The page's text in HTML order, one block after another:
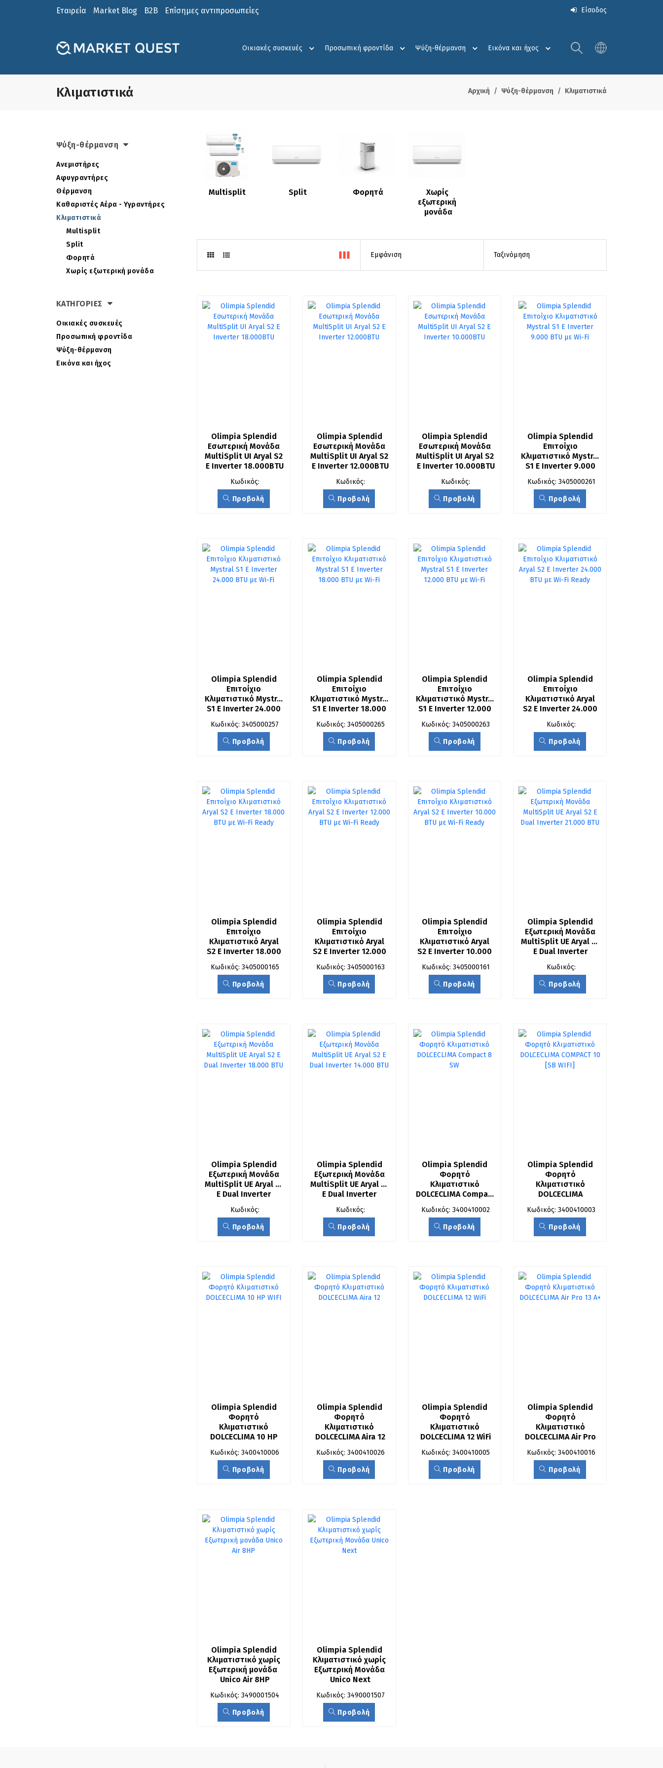
Εταιρεία Market Blog B2B Επίσημες αντιπροσωπείες Είσοδος
Οικιακές συσκευές Προσωπική φροντίδα Ψύξη-θέρμανση Εικόνα και ήχος
Κλιματιστικά Αρχική Ψύξη-θέρμανση Κλιματιστικά
Ψύξη-θέρμανση
Ανεμιστήρες
Αφυγραντήρες
Θέρμανση
Καθαριστές Αέρα - Υγραντήρες
Κλιματιστικά
Multisplit
Split
Φορητά
Χωρίς εξωτερική μονάδα
ΚΑΤΗΓΟΡΙΕΣ
Οικιακές συσκευές
Προσωπική φροντίδα
Ψύξη-θέρμανση
Εικόνα και ήχος
Δείτε τα Είδη
Multisplit Δείτε τα Είδη
Split Δείτε τα Είδη
Φορητά Δείτε τα Είδη
Χωρίς
εξωτερική
μονάδα
Olimpia Splendid
Εσωτερική Μονάδα
MultiSplit UI Aryal S2
E Inverter 18.000BTU
Κωδικός:
Προβολή
Olimpia Splendid
Εσωτερική Μονάδα
MultiSplit UI Aryal S2
E Inverter 12.000BTU
Κωδικός:
Προβολή
Olimpia Splendid
Εσωτερική Μονάδα
MultiSplit UI Aryal S2
E Inverter 10.000BTU
Κωδικός:
Προβολή
Olimpia Splendid
Επιτοίχιο
Κλιματιστικό Mystral
S1 E Inverter 9.000
BTU με Wi-Fi
Κωδικός: 3405000261
Προβολή
Olimpia Splendid
Επιτοίχιο
Κλιματιστικό Mystral
S1 E Inverter 24.000
BTU με Wi-Fi
Κωδικός: 3405000257
Προβολή
Olimpia Splendid
Επιτοίχιο
Κλιματιστικό Mystral
S1 E Inverter 18.000
BTU με Wi-Fi
Κωδικός: 3405000265
Προβολή
Olimpia Splendid
Επιτοίχιο
Κλιματιστικό Mystral
S1 E Inverter 12.000
BTU με Wi-Fi
Κωδικός: 3405000263
Προβολή
Olimpia Splendid
Επιτοίχιο
Κλιματιστικό Aryal
S2 E Inverter 24.000
BTU με Wi-Fi Ready
Κωδικός:
Προβολή
Olimpia Splendid
Επιτοίχιο
Κλιματιστικό Aryal
S2 E Inverter 18.000
BTU με Wi-Fi Ready
Κωδικός: 3405000165
Προβολή
Olimpia Splendid
Επιτοίχιο
Κλιματιστικό Aryal
S2 E Inverter 12.000
BTU με Wi-Fi Ready
Κωδικός: 3405000163
Προβολή
Olimpia Splendid
Επιτοίχιο
Κλιματιστικό Aryal
S2 E Inverter 10.000
BTU με Wi-Fi Ready
Κωδικός: 3405000161
Προβολή
Olimpia Splendid
Εξωτερική Μονάδα
MultiSplit UE Aryal S2
E Dual Inverter
21.000 BTU
Κωδικός:
Προβολή
Olimpia Splendid
Εξωτερική Μονάδα
MultiSplit UE Aryal S2
E Dual Inverter
18.000 BTU
Κωδικός:
Προβολή
Olimpia Splendid
Εξωτερική Μονάδα
MultiSplit UE Aryal S2
E Dual Inverter
14.000 BTU
Κωδικός:
Προβολή
Olimpia Splendid
Φορητό
Κλιματιστικό
DOLCECLIMA Compact
Κωδικός: 3400410002
Προβολή
Olimpia Splendid
Φορητό
Κλιματιστικό
DOLCECLIMA
COMPACT 10 [SB WIFI]
Κωδικός: 3400410003
Προβολή
Olimpia Splendid
Φορητό
Κλιματιστικό
DOLCECLIMA 10 HP
Κωδικός: 3400410006
Προβολή
Olimpia Splendid
Φορητό
Κλιματιστικό
DOLCECLIMA Aira 12
Κωδικός: 3400410026
Προβολή
Olimpia Splendid
Φορητό
Κλιματιστικό
DOLCECLIMA 12 WiFi
Κωδικός: 3400410005
Προβολή
Olimpia Splendid
Φορητό
Κλιματιστικό
DOLCECLIMA Air Pro
Κωδικός: 3400410016
Προβολή
Olimpia Splendid
Κλιματιστικό χωρίς
Εξωτερική μονάδα
Unico Air 8HP
Κωδικός: 3490001504
Προβολή
Olimpia Splendid
Κλιματιστικό χωρίς
Εξωτερική Μονάδα
Unico Next
Κωδικός: 3490001507
Προβολή